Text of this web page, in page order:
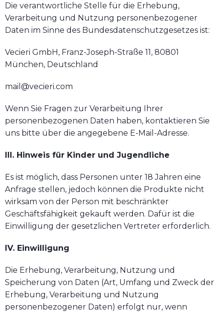
Die verantwortliche Stelle für die Erhebung,
Verarbeitung und Nutzung personenbezogener
Daten im Sinne des Bundesdatenschutzgesetzes ist:
Vecieri GmbH, Franz-Joseph-Straße 11, 80801
München, Deutschland
mail@vecieri.com
Wenn Sie Fragen zur Verarbeitung Ihrer
personenbezogenen Daten haben, kontaktieren Sie
uns bitte über die angegebene E-Mail-Adresse.
III. Hinweis für Kinder und Jugendliche
Es ist möglich, dass Personen unter 18 Jahren eine
Anfrage stellen, jedoch können die Produkte nicht
wirksam von der Person mit beschränkter
Geschäftsfähigkeit gekauft werden. Dafür ist die
Einwilligung der gesetzlichen Vertreter erforderlich.
IV. Einwilligung
Die Erhebung, Verarbeitung, Nutzung und
Speicherung von Daten (Art, Umfang und Zweck der
Erhebung, Verarbeitung und Nutzung
personenbezogener Daten) erfolgt nur, wenn